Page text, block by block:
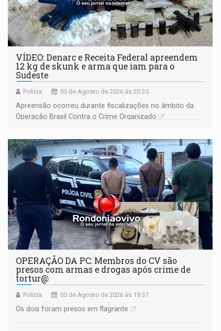
VÍDEO: Denarc e Receita Federal apreendem
12 kg de skunk e arma que iam para o
Sudeste
Polícia 05 de Agosto de 2026 às 20:25
Apreensão ocorreu durante fiscalizações no âmbito da
Operação Brasil Contra o Crime Organizado
OPERAÇÃO DA PC: Membros do CV são
presos com armas e drogas após crime de
tortur@
Polícia 05 de Agosto de 2026 às 19:37
Os dois foram presos em flagrante